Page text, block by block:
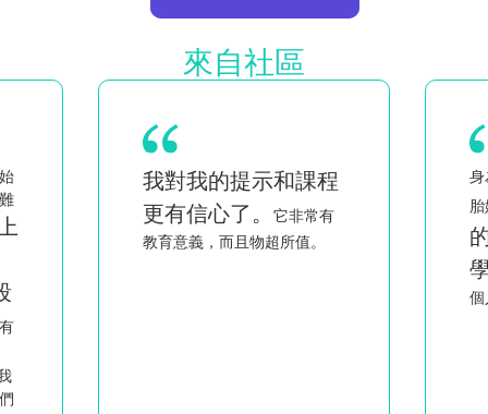
來自社區
身為黑人與同性戀女性的雙胞
胎媽媽，看到像我一樣
的人聰明又熱情地教